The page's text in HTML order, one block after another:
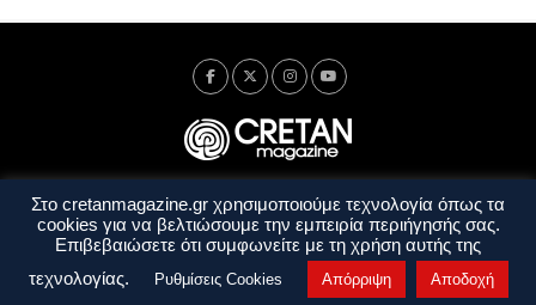
Ταυτότητα Πολιτική Απορρήτου
Όροι Χρήσης
Όροι και Προϋποθέσεις
Στο cretanmagazine.gr χρησιμοποιούμε τεχνολογία όπως τα
cookies για να βελτιώσουμε την εμπειρία περιήγησής σας.
Επιβεβαιώσετε ότι συμφωνείτε με τη χρήση αυτής της
τεχνολογίας.
Ρυθμίσεις Cookies Απόρριψη Αποδοχή